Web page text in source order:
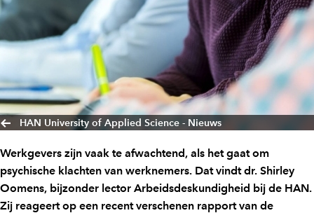
HAN University of Applied Science - Nieuws
Werkgevers zijn vaak te afwachtend, als het gaat om
psychische klachten van werknemers. Dat vindt dr. Shirley
Oomens, bijzonder lector Arbeidsdeskundigheid bij de HAN.
Zij reageert op een recent verschenen rapport van de